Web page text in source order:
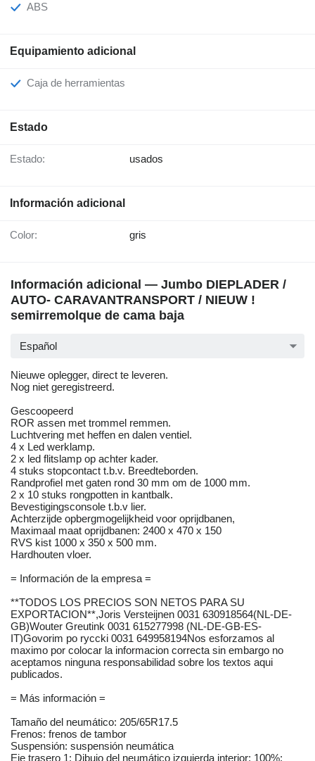
ABS
Equipamiento adicional
Caja de herramientas
Estado
Estado: usados
Información adicional
Color: gris
Información adicional — Jumbo DIEPLADER /
AUTO- CARAVANTRANSPORT / NIEUW !
semirremolque de cama baja
Español
Nieuwe oplegger, direct te leveren.
Nog niet geregistreerd.
Gescoopeerd
ROR assen met trommel remmen.
Luchtvering met heffen en dalen ventiel.
4 x Led werklamp.
2 x led flitslamp op achter kader.
4 stuks stopcontact t.b.v. Breedteborden.
Randprofiel met gaten rond 30 mm om de 1000 mm.
2 x 10 stuks rongpotten in kantbalk.
Bevestigingsconsole t.b.v lier.
Achterzijde opbergmogelijkheid voor oprijdbanen,
Maximaal maat oprijdbanen: 2400 x 470 x 150
RVS kist 1000 x 350 x 500 mm.
Hardhouten vloer.
= Información de la empresa =
**TODOS LOS PRECIOS SON NETOS PARA SU
EXPORTACION**,Joris Versteijnen 0031 630918564(NL-DE-
GB)Wouter Greutink 0031 615277998 (NL-DE-GB-ES-
IT)Govorim po ryccki 0031 649958194Nos esforzamos al
maximo por colocar la informacion correcta sin embargo no
aceptamos ninguna responsabilidad sobre los textos aqui
publicados.
= Más información =
Tamaño del neumático: 205/65R17.5
Frenos: frenos de tambor
Suspensión: suspensión neumática
Eje trasero 1: Dibujo del neumático izquierda interior: 100%;